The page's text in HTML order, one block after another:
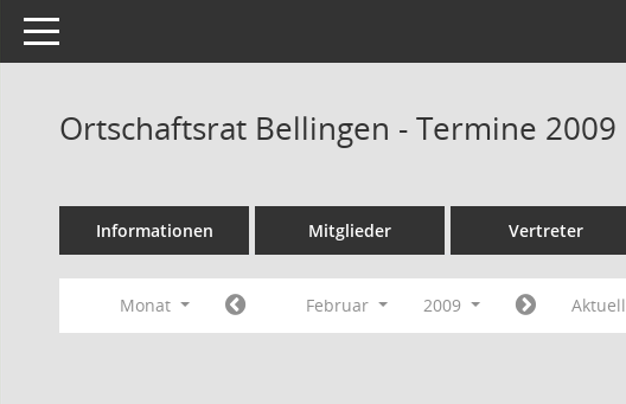
Toggle navigation
Ortschaftsrat Bellingen - Termine 2009
Informationen Mitglieder Vertreter
Monat Februar 2009 Aktuell